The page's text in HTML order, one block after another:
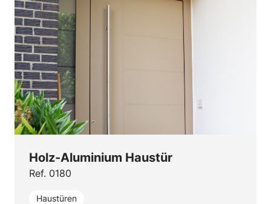
Holz-Aluminium Haustür
Ref. 0180
Haustüren